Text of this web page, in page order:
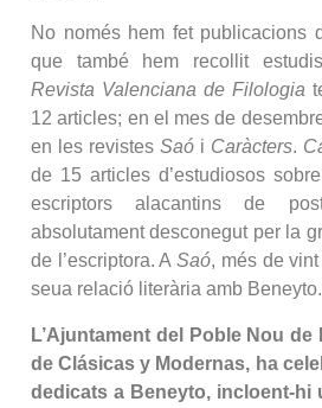
No només hem fet publicacions
que també hem recollit
Revista Valenciana de Filologia
12 articles; en el mes de
en les revistes Saó i Caràcters.
de 15 articles d’estudiosos
escriptors alacantins de
absolutament desconegut per la
de l’escriptora. ASaó, més de
seua relació literària amb Beneyto.
L’Ajuntament del Poble Nou
de Clásicas y Modernas, ha
dedicats a Beneyto, incloent-hi